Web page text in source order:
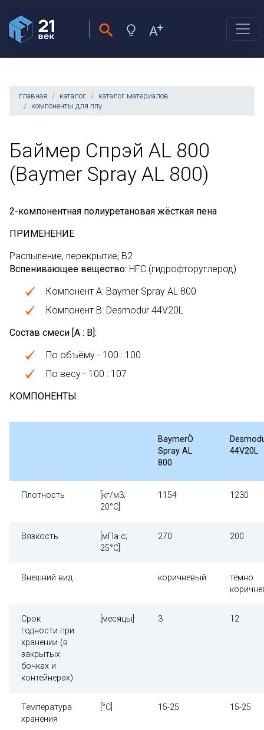
главная каталог
каталог материалов
компоненты для ппу
Баймер Спрэй AL 800
(Baymer Spray AL 800)
2-компонентная полиуретановая жёсткая пена
ПРИМЕНЕНИЕ
Распыление; перекрытие; B2
Вспенивающее вещество: HFC (гидрофторуглерод)
Компонент А: Baymer Spray AL 800
Компонент В: Desmodur 44V20L
Состав смеси [А : В]:
По объёму - 100 : 100
По весу - 100 : 107
КОМПОНЕНТЫ
BaymerÒ
Spray AL
800
44V20L
Плотность
[кг/м3;
20°С]
1154 1230
Вязкость
[мПа·с;
25°С]
270 200
Внешний вид коричневый
тёмно
Срок
годности при
хранении (в
закрытых
бочках и
контейнерах)
[месяцы] 3 12
Температура
хранения
[°С] 15-25 15-25